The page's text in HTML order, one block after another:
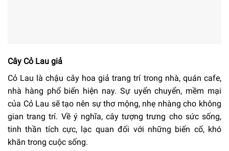
Cây Cỏ Lau giả
Cỏ Lau là chậu cây hoa giả trang trí trong nhà, quán cafe,
nhà hàng phổ biến hiện nay. Sự uyển chuyển, mềm mại
của Cỏ Lau sẽ tạo nên sự thơ mộng, nhẹ nhàng cho không
gian trang trí. Về ý nghĩa, cây tượng trưng cho sức sống,
tinh thần tích cực, lạc quan đối với những biến cố, khó
khăn trong cuộc sống.